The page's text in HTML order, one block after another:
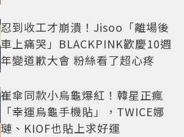
忍到收工才崩潰！Jisoo「離場後
車上痛哭」BLACKPINK歡慶10週
年變道歉大會 粉絲看了超心疼
崔傘同款小烏龜爆紅！韓星正瘋
「幸運烏龜手機貼」，TWICE娜
璉、KIOF也貼上求好運